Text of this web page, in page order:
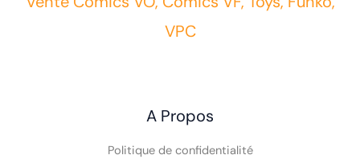
VPC
A Propos
Politique de confidentialité